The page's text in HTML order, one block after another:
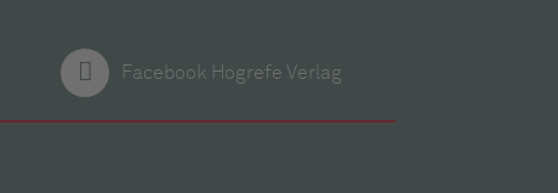
Facebook Hogrefe Verlag